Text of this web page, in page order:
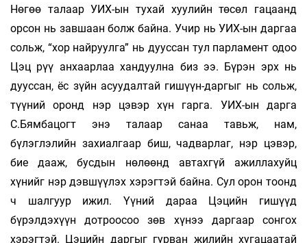
Нөгөө талаар УИХ-ын тухай хуулийн төсөл гацаанд
орсон нь завшаан болж байна. Учир нь УИХ-ын даргаа
сольж, “хор найруулга” нь дууссан тул парламент одоо
Цэц рүү анхаарлаа хандуулна биз ээ. Бүрэн эрх нь
дууссан, ёс зүйн асуудалтай гишүүн-даргыг нь сольж,
түүний оронд нэр цэвэр хүн гарга. УИХ-ын дарга
С.Бямбацогт энэ талаар санаа тавьж, нам,
бүлэглэлийн захиалгаар биш, чадварлаг, нэр цэвэр,
бие дааж, бусдын нөлөөнд автахгүй ажиллахуйц
хүнийг нэр дэвшүүлэх хэрэгтэй байна. Сул орон тоонд
ч шалгуур ижил. Үүний дараа Цэцийн гишүүд
бүрэлдэхүүн дотроосоо зөв хүнээ даргаар сонгох
хэрэгтэй. Цэцийн даргыг гурван жилийн хугацаатай